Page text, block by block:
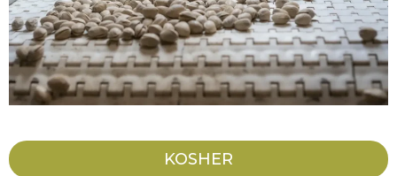
KOSHER